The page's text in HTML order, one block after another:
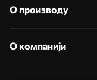
О производу
О компанији